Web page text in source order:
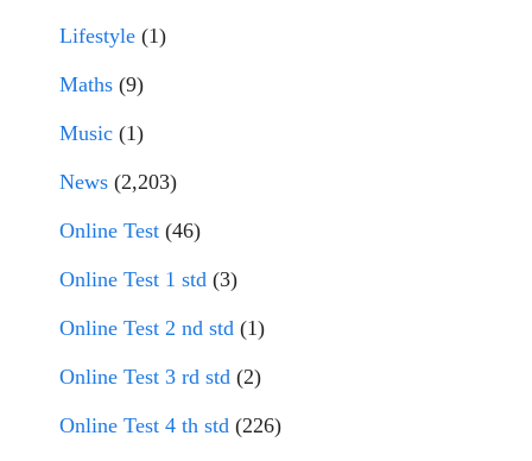
Lifestyle (1)
Maths (9)
Music (1)
News (2,203)
Online Test (46)
Online Test 1 std (3)
Online Test 2 nd std (1)
Online Test 3 rd std (2)
Online Test 4 th std (226)